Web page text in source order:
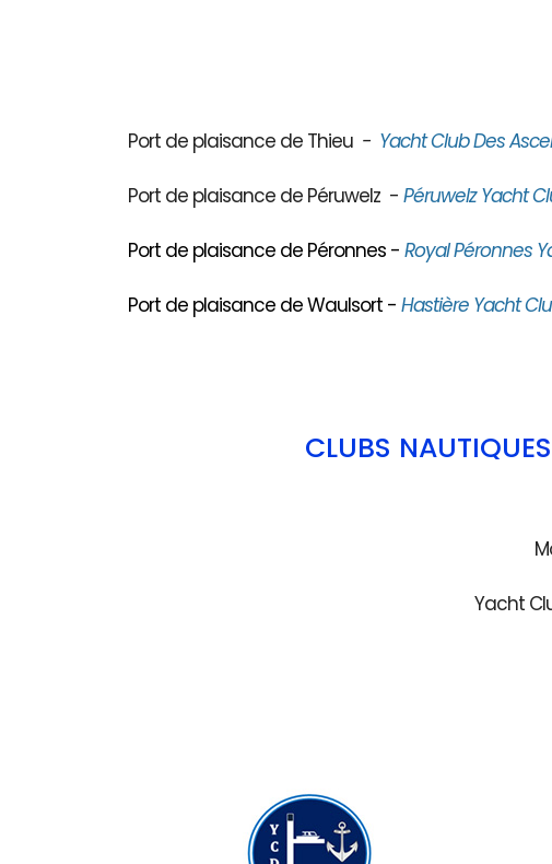
Port de plaisance de Thieu - Yacht Club Des
Port de plaisance de Péruwelz - Péruwelz Yacht
Port de plaisance de Péronnes - Royal Péronnes
Port de plaisance de Waulsort - Hastière Yacht
CLUBS